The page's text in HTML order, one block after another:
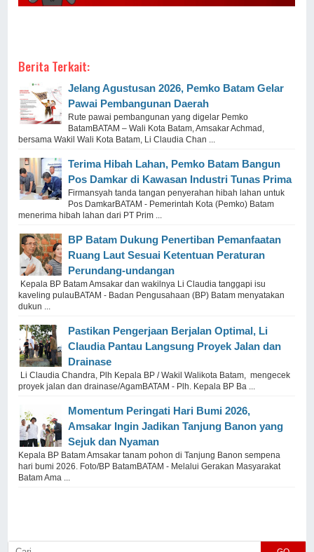
Berita Terkait:
Jelang Agustusan 2026, Pemko Batam Gelar
Pawai Pembangunan Daerah
Rute pawai pembangunan yang digelar Pemko
BatamBATAM – Wali Kota Batam, Amsakar Achmad,
bersama Wakil Wali Kota Batam, Li Claudia Chan ...
Terima Hibah Lahan, Pemko Batam Bangun
Pos Damkar di Kawasan Industri Tunas Prima
Firmansyah tanda tangan penyerahan hibah lahan untuk
Pos DamkarBATAM - Pemerintah Kota (Pemko) Batam
menerima hibah lahan dari PT Prim ...
BP Batam Dukung Penertiban Pemanfaatan
Ruang Laut Sesuai Ketentuan Peraturan
Perundang-undangan
Kepala BP Batam Amsakar dan wakilnya Li Claudia tanggapi isu
kaveling pulauBATAM - Badan Pengusahaan (BP) Batam menyatakan
dukun ...
Pastikan Pengerjaan Berjalan Optimal, Li
Claudia Pantau Langsung Proyek Jalan dan
Drainase
Li Claudia Chandra, Plh Kepala BP / Wakil Walikota Batam, mengecek
proyek jalan dan drainase/AgamBATAM - Plh. Kepala BP Ba ...
Momentum Peringati Hari Bumi 2026,
Amsakar Ingin Jadikan Tanjung Banon yang
Sejuk dan Nyaman
Kepala BP Batam Amsakar tanam pohon di Tanjung Banon sempena
hari bumi 2026. Foto/BP BatamBATAM - Melalui Gerakan Masyarakat
Batam Ama ...